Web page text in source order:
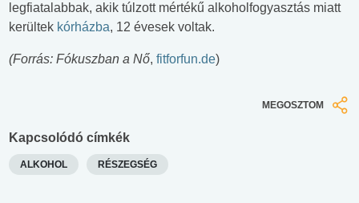
legfiatalabbak, akik túlzott mértékű alkoholfogyasztás miatt
kerültek kórházba, 12 évesek voltak.
(Forrás: Fókuszban a Nő, fitforfun.de)
MEGOSZTOM
Kapcsolódó címkék
ALKOHOL RÉSZEGSÉG